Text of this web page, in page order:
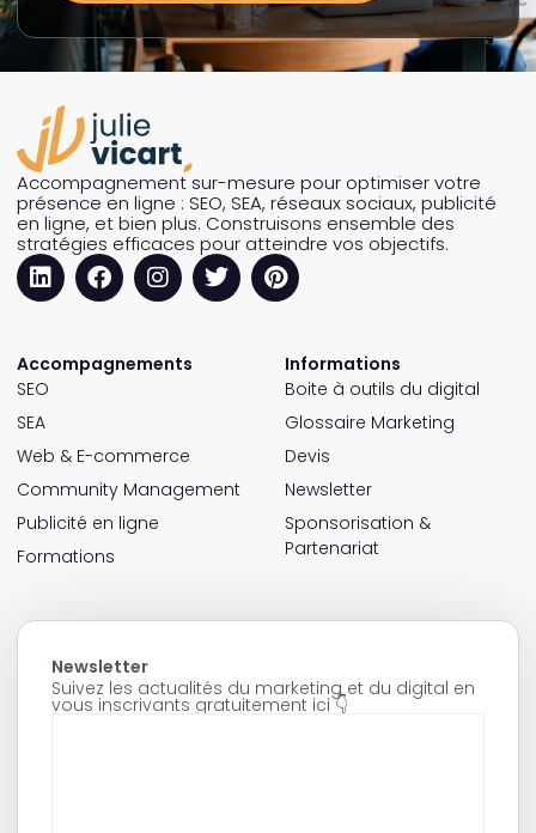
Accompagnement sur-mesure pour optimiser votre
présence en ligne : SEO, SEA, réseaux sociaux, publicité
en ligne, et bien plus. Construisons ensemble des
stratégies efficaces pour atteindre vos objectifs.
Accompagnements
SEO
SEA
Web & E-commerce
Community Management
Publicité en ligne
Formations
Informations
Boite à outils du digital
Glossaire Marketing
Devis
Newsletter
Sponsorisation &
Partenariat
Newsletter
Suivez les actualités du marketing et du digital en
vous inscrivants gratuitement ici 👇